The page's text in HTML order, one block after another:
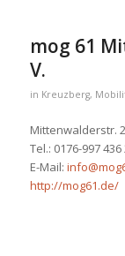
mog 61
V.
in Kreuzberg,
Mittenwalderstr.
Tel.: 0176-997 436
E-Mail:
http://mog61.de/